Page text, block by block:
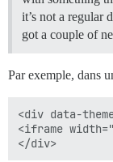
it’s not a regular
got a couple of
Par exemple, dans
<div data-
<iframe